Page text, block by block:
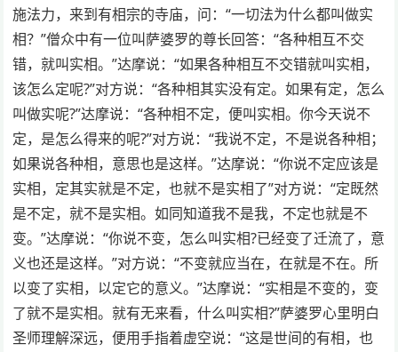
施法力，来到有相宗的寺庙，问：“一切法为什么都叫做实
相？”僧众中有一位叫萨婆罗的尊长回答：“各种相互不交
错，就叫实相。”达摩说：“如果各种相互不交错就叫实相，
该怎么定呢?”对方说：“各种相其实没有定。如果有定，怎么
叫做实呢?”达摩说：“各种相不定，便叫实相。你今天说不
定，是怎么得来的呢?”对方说：“我说不定，不是说各种相；
如果说各种相，意思也是这样。”达摩说：“你说不定应该是
实相，定其实就是不定，也就不是实相了”对方说：“定既然
是不定，就不是实相。如同知道我不是我，不定也就是不
变。”达摩说：“你说不变，怎么叫实相?已经变了迁流了，意
义也还是这样。”对方说：“不变就应当在，在就是不在。所
以变了实相，以定它的意义。”达摩说：“实相是不变的，变
了就不是实相。就有无来看，什么叫实相?”萨婆罗心里明白
圣师理解深远，便用手指着虚空说：“这是世间的有相，也